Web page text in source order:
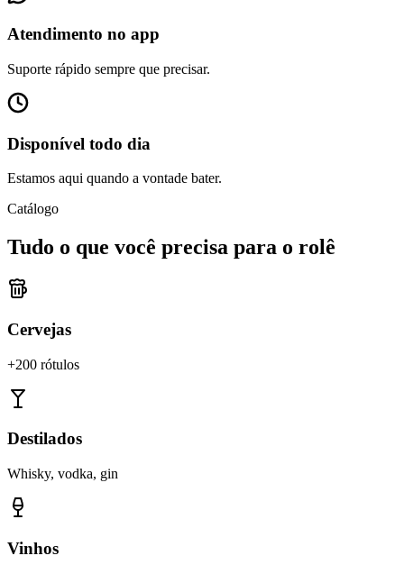
Atendimento no app
Suporte rápido sempre que precisar.
Disponível todo dia
Estamos aqui quando a vontade bater.
Catálogo
Tudo o que você precisa para o rolê
Cervejas
+200 rótulos
Destilados
Whisky, vodka, gin
Vinhos